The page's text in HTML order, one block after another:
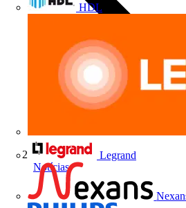
HDL
Legrand
Notícias